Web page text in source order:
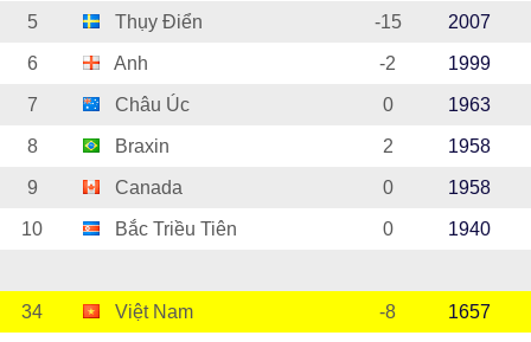
5 Thụy Điển -15 2007
6 Anh -2 1999
7 Châu Úc 0 1963
8 Braxin 2 1958
9 Canada 0 1958
10 Bắc Triều Tiên 0 1940
34 Việt Nam -8 1657